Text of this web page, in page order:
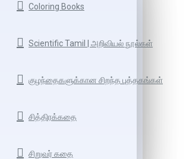
Coloring Books
Scientific Tamil | அறிவியல் நூல்கள்
குழந்தைகளுக்கான சிறந்த புத்தகங்கள்
சித்திரக்கதை
சிறுவர் கதை